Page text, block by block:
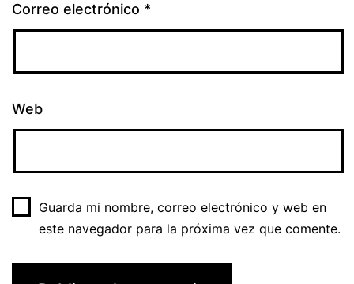
Correo electrónico *
Web
Guarda mi nombre, correo electrónico y web en
este navegador para la próxima vez que comente.